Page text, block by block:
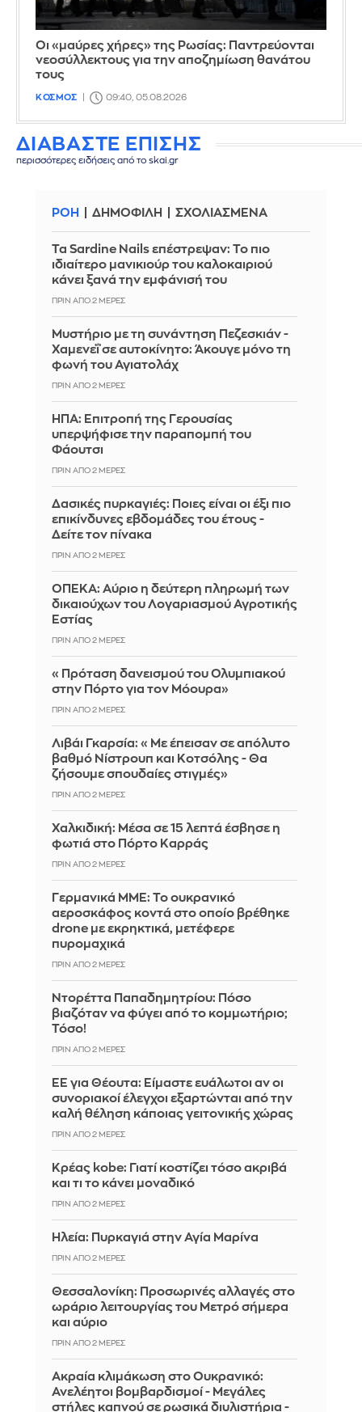
Οι «μαύρες χήρες» της Ρωσίας: Παντρεύονται
νεοσύλλεκτους για την αποζημίωση θανάτου
τους
ΚΟΣΜΟΣ 09:40, 05.08.2026
ΔΙΑΒΑΣΤΕ ΕΠΙΣΗΣ
περισσότερες ειδήσεις από το skai.gr
ΡΟΗ ΔΗΜΟΦΙΛΗ ΣΧΟΛΙΑΣΜΕΝΑ
Τα Sardine Nails επέστρεψαν: Το πιο
ιδιαίτερο μανικιούρ του καλοκαιριού
κάνει ξανά την εμφάνισή του
ΠΡΙΝ ΑΠΌ 2 ΜΈΡΕΣ
Μυστήριο με τη συνάντηση Πεζεσκιάν -
Χαμενεΐ σε αυτοκίνητο: Άκουγε μόνο τη
φωνή του Αγιατολάχ
ΠΡΙΝ ΑΠΌ 2 ΜΈΡΕΣ
ΗΠΑ: Επιτροπή της Γερουσίας
υπερψήφισε την παραπομπή του
Φάουτσι
ΠΡΙΝ ΑΠΌ 2 ΜΈΡΕΣ
Δασικές πυρκαγιές: Ποιες είναι οι έξι πιο
επικίνδυνες εβδομάδες του έτους -
Δείτε τον πίνακα
ΠΡΙΝ ΑΠΌ 2 ΜΈΡΕΣ
ΟΠΕΚΑ: Αύριο η δεύτερη πληρωμή των
δικαιούχων του Λογαριασμού Αγροτικής
Εστίας
ΠΡΙΝ ΑΠΌ 2 ΜΈΡΕΣ
«Πρόταση δανεισμού του Ολυμπιακού
στην Πόρτο για τον Μόουρα»
ΠΡΙΝ ΑΠΌ 2 ΜΈΡΕΣ
Λιβάι Γκαρσία: «Με έπεισαν σε απόλυτο
βαθμό Νίστρουπ και Κοτσόλης - Θα
ζήσουμε σπουδαίες στιγμές»
ΠΡΙΝ ΑΠΌ 2 ΜΈΡΕΣ
Χαλκιδική: Μέσα σε 15 λεπτά έσβησε η
φωτιά στο Πόρτο Καρράς
ΠΡΙΝ ΑΠΌ 2 ΜΈΡΕΣ
Γερμανικά ΜΜΕ: Το ουκρανικό
αεροσκάφος κοντά στο οποίο βρέθηκε
drone με εκρηκτικά, μετέφερε
πυρομαχικά
ΠΡΙΝ ΑΠΌ 2 ΜΈΡΕΣ
Ντορέττα Παπαδημητρίου: Πόσο
βιαζόταν να φύγει από το κομμωτήριο;
Τόσο!
ΠΡΙΝ ΑΠΌ 2 ΜΈΡΕΣ
ΕΕ για Θέουτα: Είμαστε ευάλωτοι αν οι
συνοριακοί έλεγχοι εξαρτώνται από την
καλή θέληση κάποιας γειτονικής χώρας
ΠΡΙΝ ΑΠΌ 2 ΜΈΡΕΣ
Κρέας kobe: Γιατί κοστίζει τόσο ακριβά
και τι το κάνει μοναδικό
ΠΡΙΝ ΑΠΌ 2 ΜΈΡΕΣ
Ηλεία: Πυρκαγιά στην Αγία Μαρίνα
ΠΡΙΝ ΑΠΌ 2 ΜΈΡΕΣ
Θεσσαλονίκη: Προσωρινές αλλαγές στο
ωράριο λειτουργίας του Μετρό σήμερα
και αύριο
ΠΡΙΝ ΑΠΌ 2 ΜΈΡΕΣ
Ακραία κλιμάκωση στο Ουκρανικό:
Ανελέητοι βομβαρδισμοί - Μεγάλες
στήλες καπνού σε ρωσικά διυλιστήρια -